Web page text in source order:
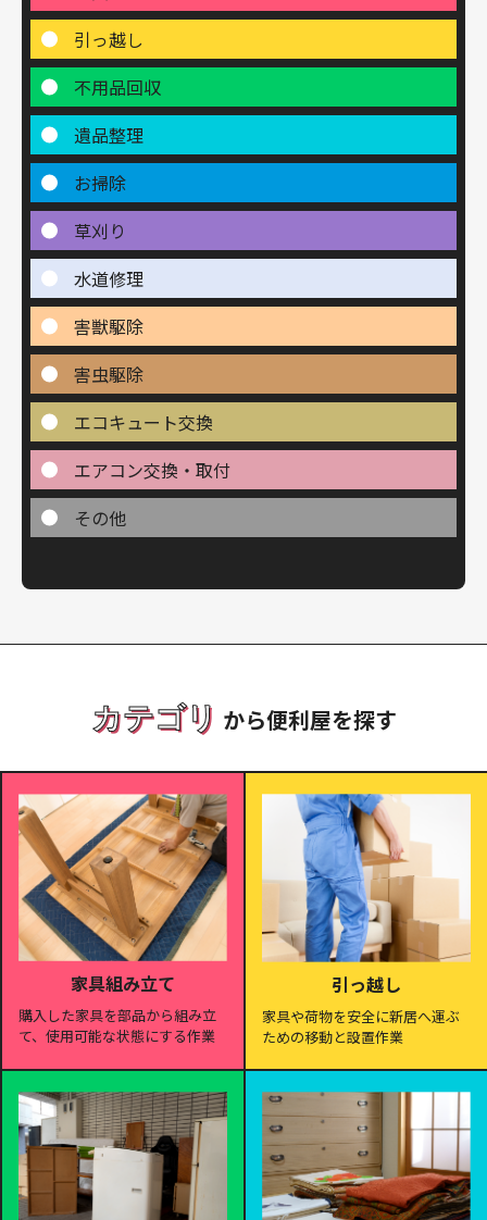
引っ越し
不用品回収
遺品整理
お掃除
草刈り
水道修理
害獣駆除
害虫駆除
エコキュート交換
エアコン交換・取付
その他
カテゴリ から便利屋を探す
家具組み立て
購入した家具を部品から組み立
て、使用可能な状態にする作業
引っ越し
家具や荷物を安全に新居へ運ぶ
ための移動と設置作業